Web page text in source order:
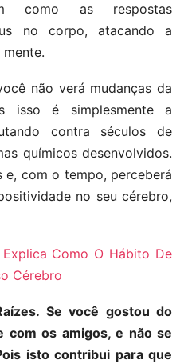
como as respostas
no corpo, atacando a
não verá mudanças da
isso é simplesmente a
contra séculos de
químicos desenvolvidos.
e, com o tempo, perceberá
no seu cérebro,
Como O Hábito De
Cérebro
Se você gostou do
com os amigos, e não se
isto contribui para que